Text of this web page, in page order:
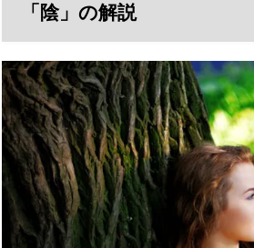
「陰」の解説